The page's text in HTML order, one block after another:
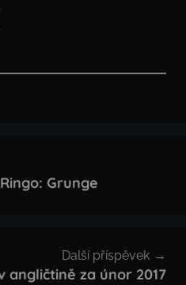
Grunge
Další příspěvek
angličtině za únor 2017